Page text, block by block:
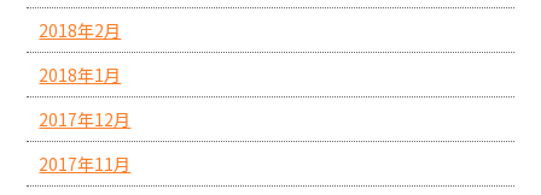
2018年2月
2018年1月
2017年12月
2017年11月